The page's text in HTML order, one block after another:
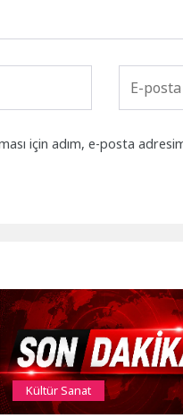
için adım, e-posta
Kültür Sanat